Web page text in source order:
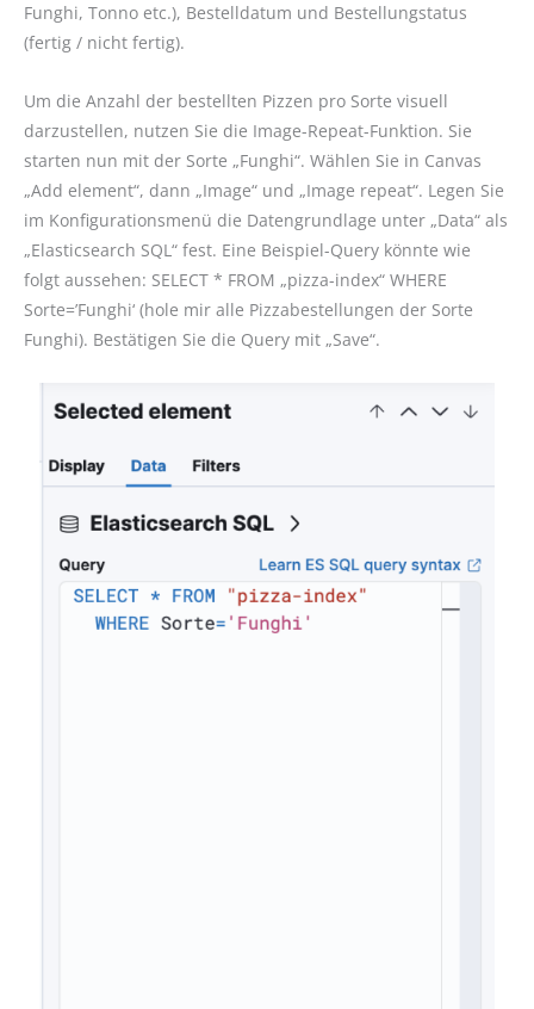
Funghi, Tonno etc.), Bestelldatum und Bestellungstatus
(fertig / nicht fertig).
Um die Anzahl der bestellten Pizzen pro Sorte visuell
darzustellen, nutzen Sie die Image-Repeat-Funktion. Sie
starten nun mit der Sorte „Funghi“. Wählen Sie in Canvas
„Add element“, dann „Image“ und „Image repeat“. Legen Sie
im Konfigurationsmenü die Datengrundlage unter „Data“ als
„Elasticsearch SQL“ fest. Eine Beispiel-Query könnte wie
folgt aussehen: SELECT * FROM „pizza-index“ WHERE
Sorte=’Funghi‘ (hole mir alle Pizzabestellungen der Sorte
Funghi). Bestätigen Sie die Query mit „Save“.